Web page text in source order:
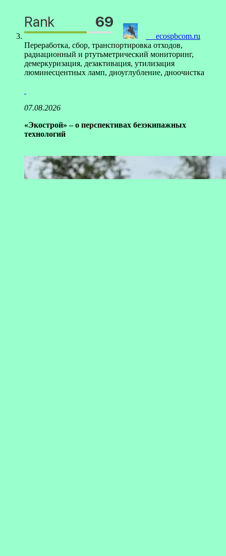
ecospbcom.ru
Переработка, сбор, транспортировка отходов,
радиационный и ртутьметрический мониторинг,
демеркуризация, дезактивация, утилизация
люминесцентных ламп, дноуглубление, дноочистка
07.08.2026
«Экострой» – о перспективах безэкипажных
технологий